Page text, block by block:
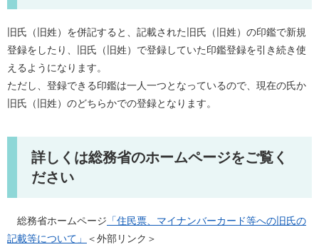
旧氏（旧姓）を併記すると、記載された旧氏（旧姓）の印鑑で新規
登録をしたり、旧氏（旧姓）で登録していた印鑑登録を引き続き使
えるようになります。
ただし、登録できる印鑑は一人一つとなっているので、現在の氏か
旧氏（旧姓）のどちらかでの登録となります。
詳しくは総務省のホームページをご覧く
ださい
総務省ホームページ 「住民票、マイナンバーカード等への旧氏の
記載等について」
＜外部リンク＞